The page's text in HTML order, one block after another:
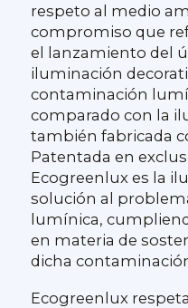
respeto al medio
compromiso que
el lanzamiento del
iluminación
contaminación
comparado con la
también fabricada
Patentada en
Ecogreenlux es la
solución al
lumínica,
en materia de
dicha
Ecogreenlux